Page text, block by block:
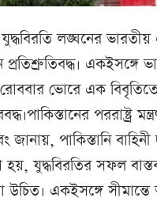
যুদ্ধবিরতি লঙ্ঘনের
প্রতিশ্রুতিবদ্ধ।
রোববার ভোরে এক
পাকিস্তানি বাহিনী
যুদ্ধবিরতির সফল
উচিত। একইসঙ্গে